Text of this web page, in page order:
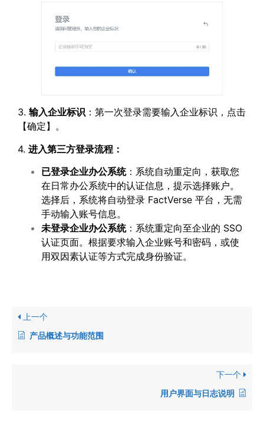
3. 输入企业标识 ：第一次登录需要输入企业标识，点击
【确定】。
4. 进入第三方登录流程：
已登录企业办公系统：系统自动重定向，获取您
在日常办公系统中的认证信息，提示选择账户。
选择后，系统将自动登录 FactVerse 平台，无需
手动输入账号信息。
未登录企业办公系统：系统重定向至企业的 SSO
认证页面。根据要求输入企业账号和密码，或使
用双因素认证等方式完成身份验证。
上一个
产品概述与功能范围
下一个
用户界面与日志说明